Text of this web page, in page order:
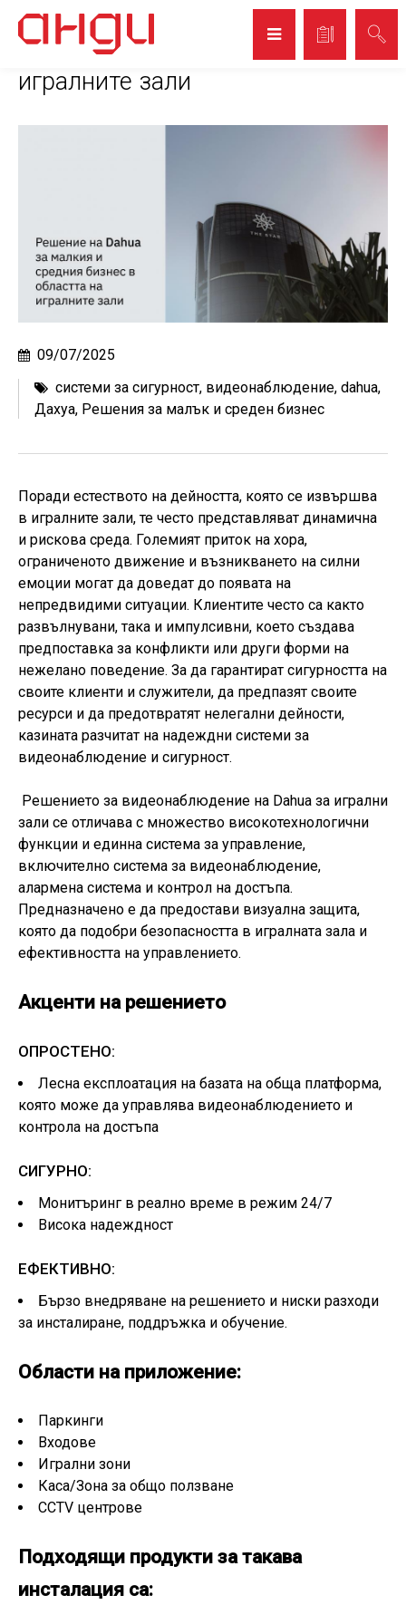
Решение на Dahua за малкия и
средния бизнес в областта на
игралните зали
09/07/2025
системи за сигурност, видеонаблюдение,dahua,
Дахуа, Решения за малък и среден бизнес
Поради естеството на дейността, която се извършва
в игралните зали, те често представляват динамична
и рискова среда. Големият приток на хора,
ограниченото движение и възникването на силни
емоции могат да доведат до появата на
непредвидими ситуации. Клиентите често са както
развълнувани, така и импулсивни, което създава
предпоставка за конфликти или други форми на
нежелано поведение. За да гарантират сигурността на
своите клиенти и служители, да предпазят своите
ресурси и да предотвратят нелегални дейности,
казината разчитат на надеждни системи за
видеонаблюдение и сигурност.
Решението за видеонаблюдение на Dahua за игрални
зали се отличава с множество високотехнологични
функции и единна система за управление,
включително система за видеонаблюдение,
алармена система и контрол на достъпа.
Предназначено е да предостави визуална защита,
която да подобри безопасността в игралната зала и
ефективността на управлението.
Акценти на решението
ОПРОСТЕНО:
Лесна експлоатация на базата на обща платформа,
която може да управлява видеонаблюдението и
контрола на достъпа
СИГУРНО:
Монитъринг в реално време в режим 24/7
Висока надеждност
ЕФЕКТИВНО:
Бързо внедряване на решението и ниски разходи
за инсталиране, поддръжка и обучение.
Области на приложение:
Паркинги
Входове
Игрални зони
Каса/Зона за общо ползване
CCTV центрове
Подходящи продукти за такава
инсталация са: